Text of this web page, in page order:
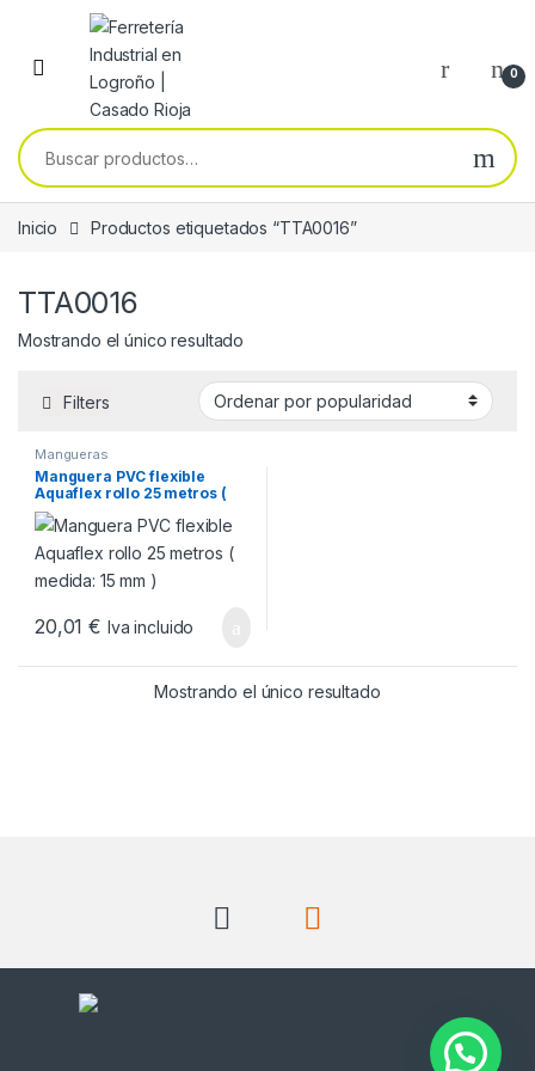
Skip to navigation
Skip to content
0
Buscar por:
Inicio Productos etiquetados “TTA0016”
TTA0016
Mostrando el único resultado
Filters
Mangueras
Manguera PVC flexible
Aquaflex rollo 25 metros (
medida: 15 mm )
20,01€ Iva incluido
Mostrando el único resultado